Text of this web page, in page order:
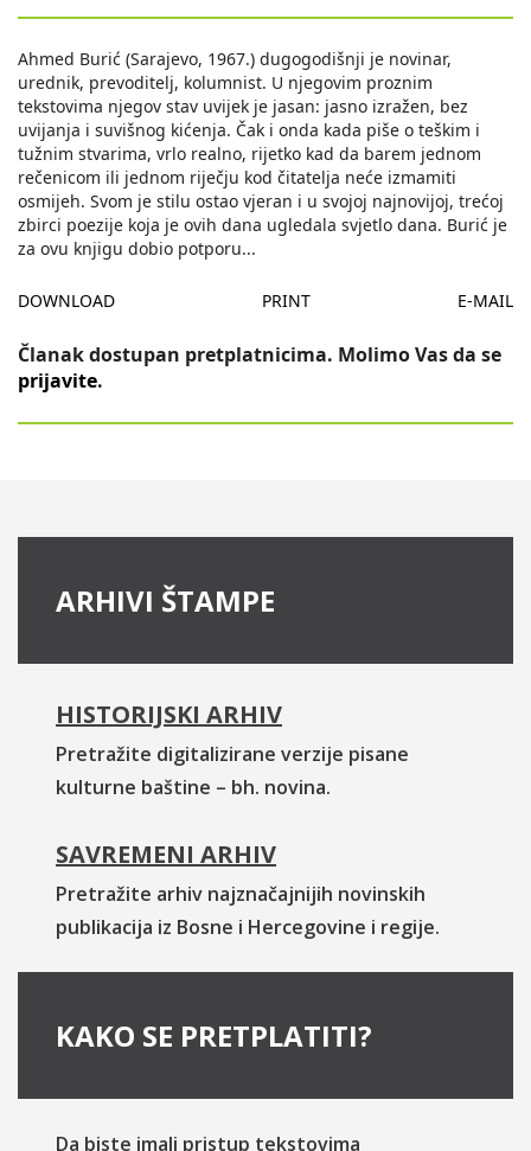
Ahmed Burić (Sarajevo, 1967.) dugogodišnji je novinar,
urednik, prevoditelj, kolumnist. U njegovim proznim
tekstovima njegov stav uvijek je jasan: jasno izražen, bez
uvijanja i suvišnog kićenja. Čak i onda kada piše o teškim i
tužnim stvarima, vrlo realno, rijetko kad da barem jednom
rečenicom ili jednom riječju kod čitatelja neće izmamiti
osmijeh. Svom je stilu ostao vjeran i u svojoj najnovijoj, trećoj
zbirci poezije koja je ovih dana ugledala svjetlo dana. Burić je
za ovu knjigu dobio potporu...
DOWNLOAD PRINT E-MAIL
Članak dostupan pretplatnicima. Molimo Vas da se
prijavite.
ARHIVI ŠTAMPE
HISTORIJSKI ARHIV
Pretražite digitalizirane verzije pisane
kulturne baštine – bh. novina.
SAVREMENI ARHIV
Pretražite arhiv najznačajnijih novinskih
publikacija iz Bosne i Hercegovine i regije.
KAKO SE PRETPLATITI?
Da biste imali pristup tekstovima